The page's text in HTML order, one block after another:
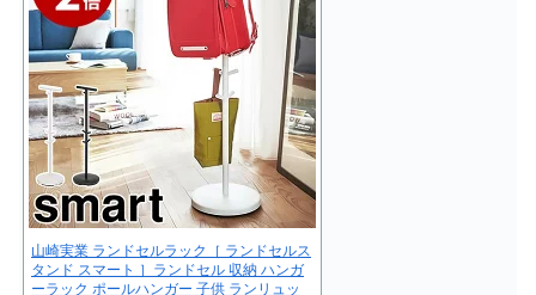
山崎実業 ランドセルラック［ ランドセルス
タンド スマート ］ランドセル 収納 ハンガ
ーラック ポールハンガー 子供 ランリュッ